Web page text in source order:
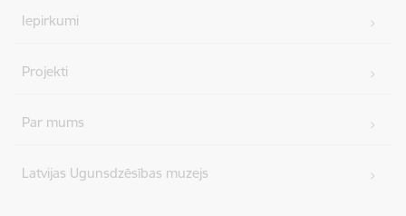
Iepirkumi
Projekti
Par mums
Latvijas Ugunsdzēsības muzejs